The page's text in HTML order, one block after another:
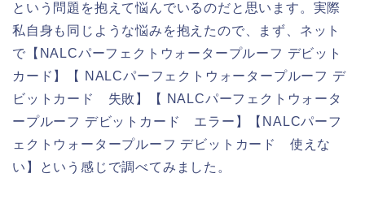
という問題を抱えて悩んでいるのだと思います。実際
私自身も同じような悩みを抱えたので、まず、ネット
で【NALCパーフェクトウォータープルーフ デビット
カード】【 NALCパーフェクトウォータープルーフ デ
ビットカード 失敗】【 NALCパーフェクトウォータ
ープルーフ デビットカード エラー】【NALCパーフ
ェクトウォータープルーフ デビットカード 使えな
い】という感じで調べてみました。